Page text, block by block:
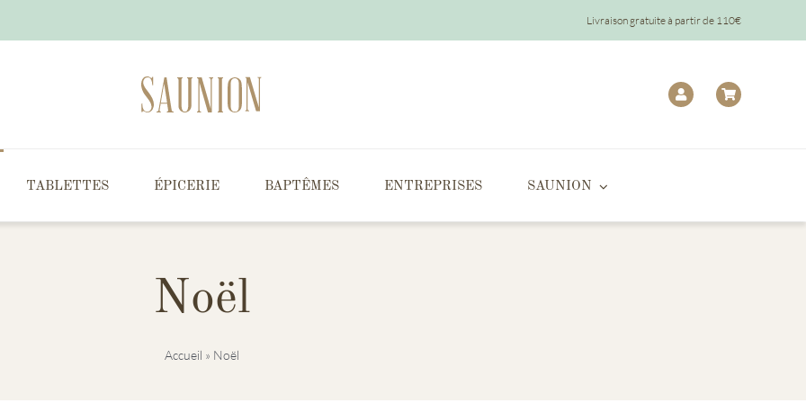
Livraison gratuite à partir de 110€
TABLETTES ÉPICERIE BAPTÊMES ENTREPRISES SAUNION
Noël
Accueil » Noël